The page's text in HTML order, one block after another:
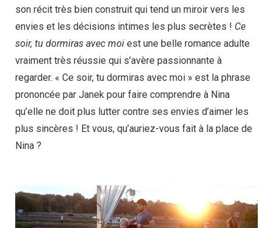
son récit très bien construit qui tend un miroir vers les
envies et les décisions intimes les plus secrètes ! Ce
soir, tu dormiras avec moi est une belle romance adulte
vraiment très réussie qui s’avère passionnante à
regarder. « Ce soir, tu dormiras avec moi » est la phrase
prononcée par Janek pour faire comprendre à Nina
qu’elle ne doit plus lutter contre ses envies d’aimer les
plus sincères ! Et vous, qu’auriez-vous fait à la place de
Nina ?